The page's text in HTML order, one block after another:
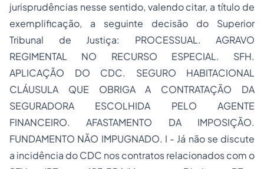
jurisprudências nesse sentido, valendo citar, a título de
exemplificação, a seguinte decisão do Superior
Tribunal de Justiça: PROCESSUAL. AGRAVO
REGIMENTAL NO RECURSO ESPECIAL. SFH.
APLICAÇÃO DO CDC. SEGURO HABITACIONAL
CLÁUSULA QUE OBRIGA A CONTRATAÇÃO DA
SEGURADORA ESCOLHIDA PELO AGENTE
FINANCEIRO. AFASTAMENTO DA IMPOSIÇÃO.
FUNDAMENTO NÃO IMPUGNADO. I - Já não se discute
a incidência do CDC nos contratos relacionados com o